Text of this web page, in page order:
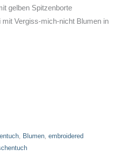
gelben Spitzenborte
Vergiss-mich-nicht Blumen in
, Blumen, embroidered